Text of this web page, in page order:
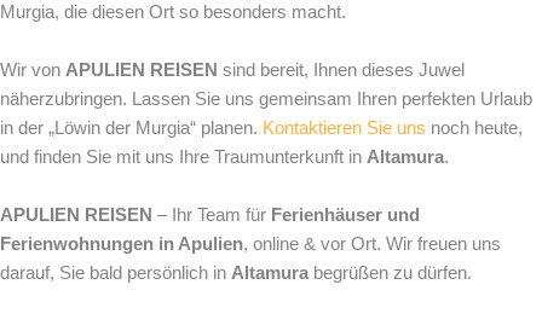
Murgia, die diesen Ort so besonders macht.
Wir von APULIEN REISEN sind bereit, Ihnen dieses Juwel
näherzubringen. Lassen Sie uns gemeinsam Ihren perfekten Urlaub
in der „Löwin der Murgia“ planen. Kontaktieren Sie uns noch heute,
und finden Sie mit uns Ihre Traumunterkunft in Altamura.
APULIEN REISEN – Ihr Team für Ferienhäuser und
Ferienwohnungen in Apulien, online & vor Ort. Wir freuen uns
darauf, Sie bald persönlich in Altamura begrüßen zu dürfen.